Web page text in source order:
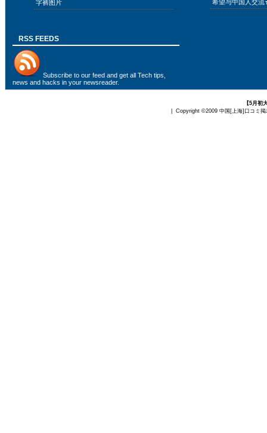
字裤图片
希望与中国人交
RSS FEEDS
Subscribe to our feed and get all Tech tips,
news and hacks in your newsreader.
【5月初
| Copyright ©2009 中国[上海]口コミ掲